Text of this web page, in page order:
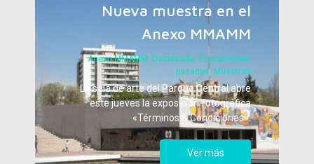
Nueva muestra en el
Anexo MMAMM
Anexo MMAMM, Destacada, Exposiciones
pasadas, Muestras
La sala de arte del Parque Central abre
este jueves la exposición fotográfica
«Términos & Condiciones».
Ver más